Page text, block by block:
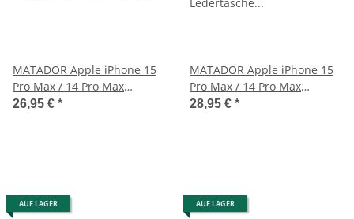
MATADOR Apple iPhone 15
Pro Max / 14 Pro Max
Lederhülle Schwarz
26,95 € *
MATADOR Apple iPhone 15
Pro Max / 14 Pro Max
Ledertasche Schwarz
28,95 € *
AUF LAGER AUF LAGER